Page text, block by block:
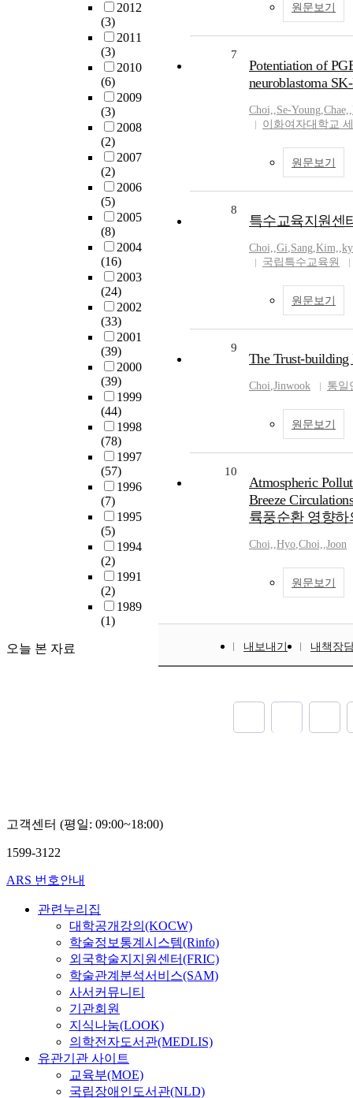
2012
(3)
2011
(3)
2010
(6)
2009
(3)
2008
(2)
2007
(2)
2006
(5)
2005
(8)
2004
(16)
2003
(24)
2002
(33)
2001
(39)
2000
(39)
1999
(44)
1998
(78)
1997
(57)
1996
(7)
1995
(5)
1994
(2)
1991
(2)
1989
(1)
오늘 본 자료
원문보기
7
Potentiation of
neuroblastoma
Choi,,Se-Young,Chae,,
이화여자대학교
원문보기
8
특수교육지원센
Choi,,Gi,Sang,Kim,,
국립특수교육원
원문보기
9
The Trust-building
Choi,Jinwook 통일
원문보기
10
Atmospheric
Breeze
륙풍순환 영향
Choi,,Hyo,Choi,,Joon
원문보기
내보내기 내책장
고객센터 (평일: 09:00~18:00)
1599-3122
ARS 번호안내
관련누리집
대학공개강의(KOCW)
학술정보통계시스템(Rinfo)
외국학술지지원센터(FRIC)
학술관계분석서비스(SAM)
사서커뮤니티
기관회원
지식나눔(LOOK)
의학전자도서관(MEDLIS)
유관기관 사이트
교육부(MOE)
국립장애인도서관(NLD)